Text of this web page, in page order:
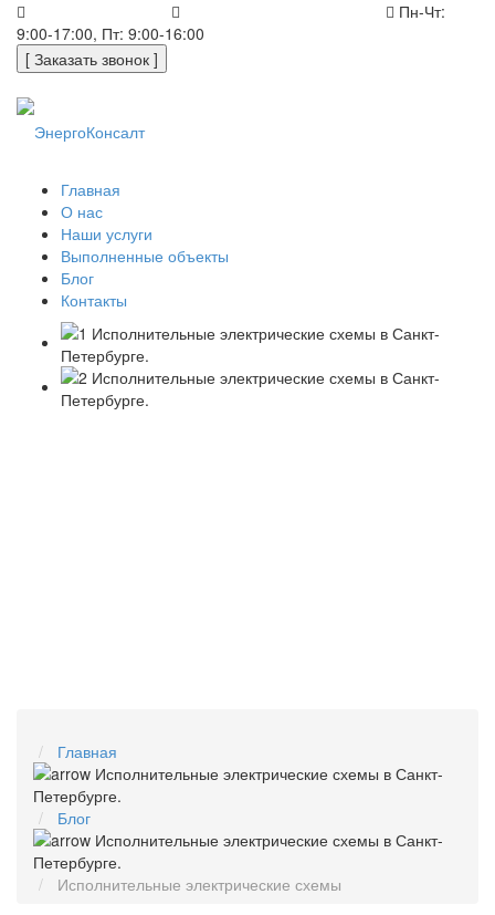
Пн-Чт:
9:00-17:00, Пт: 9:00-16:00
[ Заказать звонок ]
Главная
О нас
Наши услуги
Выполненные объекты
Блог
Контакты
Главная
Блог
Исполнительные электрические схемы